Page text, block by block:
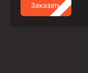
Заказать